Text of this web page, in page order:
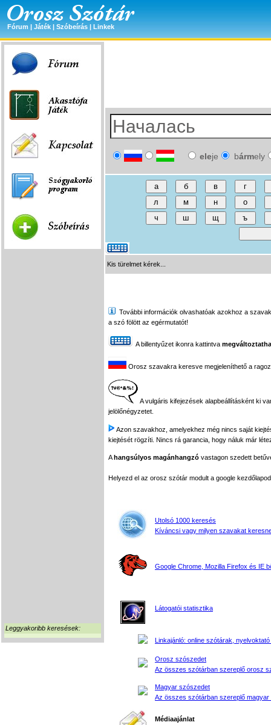
Fórum | Játék | Szóbeírás | Linkek
Leggyakoribb keresések:
eleje bármely
Kis türelmet kérek...
További információk olvashatóak azokhoz a
a szó fölött az egérmutatót!
A billentyűzet ikonra kattintva
Orosz szavakra keresve megjeleníthető a
A vulgáris kifejezések alapbeállításként ki
jelölőnégyzetet.
Azon szavakhoz, amelyekhez még nincs saját
kiejtését rögzíti. Nincs rá garancia, hogy náluk már
Ahangsúlyos magánhangzó vastagon szedett
Helyezd el az orosz szótár modult a google
Utolsó 1000 keresés
Kíváncsi vagy milyen szavakat
Google Chrome, Mozilla Firefox és IE
Látogatói statisztika
Linkajánló: online szótárak, nyelvoktató
Orosz szószedet
Az összes szótárban szereplő orosz
Magyar szószedet
Az összes szótárban szereplő magyar
Médiaajánlat